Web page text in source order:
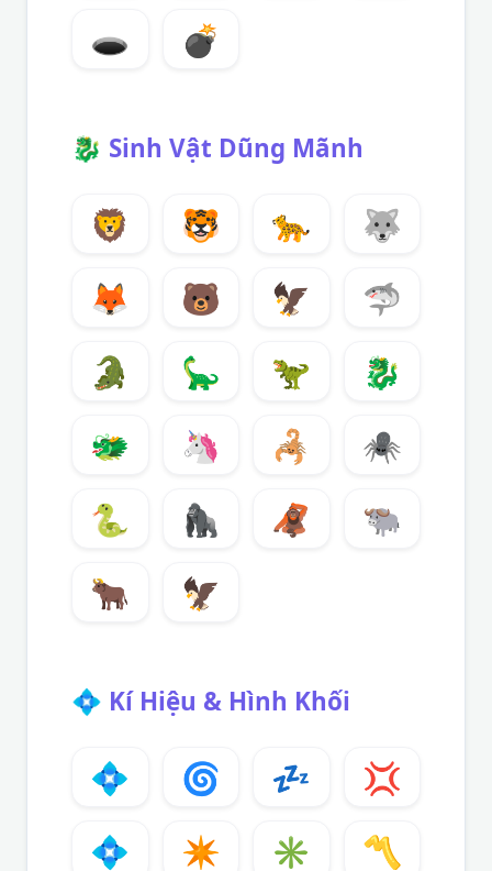
🕳️
💣
🐉 Sinh Vật Dũng Mãnh
🦁 🐯 🐆
🐺
🦊
🐻 🦅
🦈
🐊
🦕 🦖
🐉
🐲
🦄 🦂
🕷️
🐍
🦍 🦧
🐃
🐂
🦅
💠 Kí Hiệu & Hình Khối
💠 🌀 💤
💢
💠
✴️ ✳️ 〽️